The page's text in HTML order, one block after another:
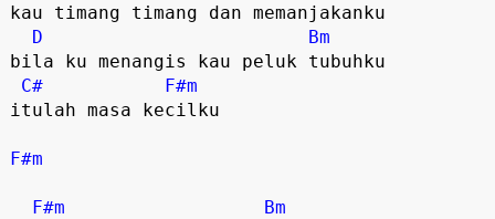
kau timang timang dan memanjakanku
D
Bm
bila ku menangis kau peluk tubuhku
C#
F#m
itulah masa kecilku
F#m
F#m
Bm